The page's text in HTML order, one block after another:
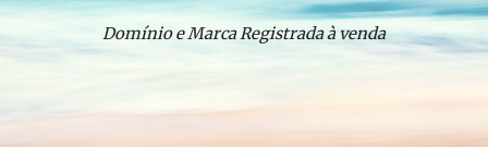
Domínio e Marca Registrada à venda